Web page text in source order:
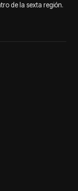
de la sexta región.